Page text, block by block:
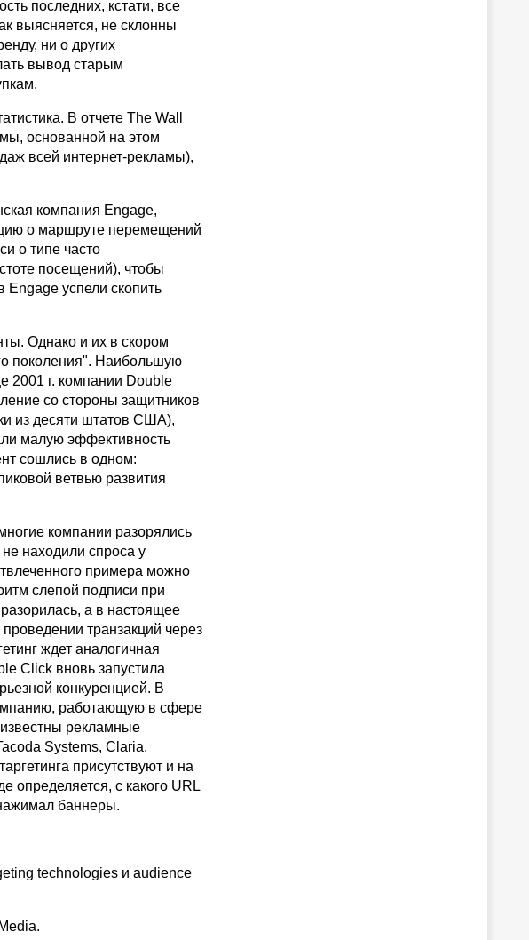
последних, кстати, все
выясняется, не склонны
ни о других
вывод старым
В отчете The Wall
основанной на этом
всей интернет-рекламы),
компания Engage,
о маршруте перемещений
о типе часто
посещений), чтобы
Engage успели скопить
Однако и их в скором
поколения". Наибольшую
2001 г. компании Double
со стороны защитников
из десяти штатов США),
малую эффективность
сошлись в одном:
ветвью развития
компании разорялись
находили спроса у
примера можно
слепой подписи при
а в настоящее
транзакций через
ждет аналогичная
Click вновь запустила
конкуренцией. В
работающую в сфере
рекламные
Systems, Claria,
присутствуют и на
определяется, с какого URL
баннеры.
technologies и audience